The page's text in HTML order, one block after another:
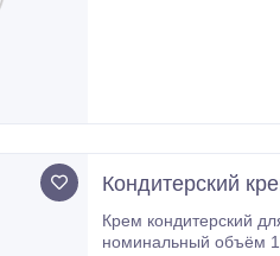
Кондитерский
Крем кондитерский